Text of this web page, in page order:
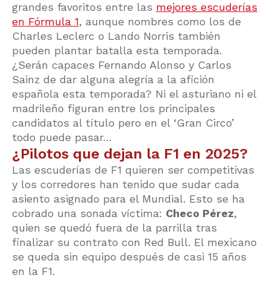
grandes favoritos entre las mejores escuderías
en Fórmula 1, aunque nombres como los de
Charles Leclerc o Lando Norris también
pueden plantar batalla esta temporada.
¿Serán capaces Fernando Alonso y Carlos
Sainz de dar alguna alegría a la afición
española esta temporada? Ni el asturiano ni el
madrileño figuran entre los principales
candidatos al título pero en el ‘Gran Circo’
todo puede pasar…
¿Pilotos que dejan la F1 en 2025?
Las escuderías de F1 quieren ser competitivas
y los corredores han tenido que sudar cada
asiento asignado para el Mundial. Esto se ha
cobrado una sonada víctima: Checo Pérez,
quien se quedó fuera de la parrilla tras
finalizar su contrato con Red Bull. El mexicano
se queda sin equipo después de casi 15 años
en la F1.